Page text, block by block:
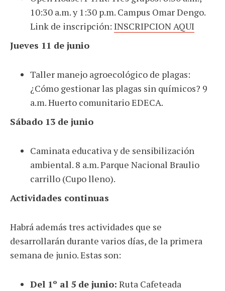
10:30 a.m. y 1:30 p.m. Campus Omar Dengo.
Link de inscripción: INSCRIPCION AQUI
Jueves 11 de junio
Taller manejo agroecológico de plagas:
¿Cómo gestionar las plagas sin químicos? 9
a.m. Huerto comunitario EDECA.
Sábado 13 de junio
Caminata educativa y de sensibilización
ambiental. 8 a.m. Parque Nacional Braulio
carrillo (Cupo lleno).
Actividades continuas
Habrá además tres actividades que se
desarrollarán durante varios días, de la primera
semana de junio. Estas son:
Del 1º al 5 de junio: Ruta Cafeteada